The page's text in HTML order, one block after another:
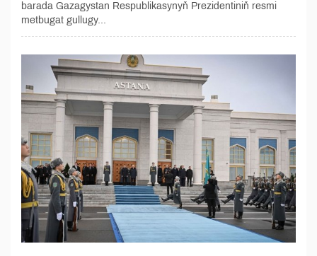
barada Gazagystan Respublikasynyň Prezidentiniň resmi
metbugat gullugy...